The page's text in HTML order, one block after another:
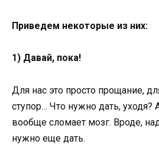
Приведем некоторые из них:
1) Давай, пока!
Для нас это просто прощание,
ступор… Что нужно дать, уходя?
вообще сломает мозг. Вроде,
нужно еще дать.